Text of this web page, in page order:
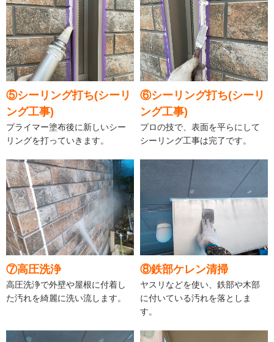
⑤シーリング打ち(シーリ
ング工事)
プライマー塗布後に新しいシー
リングを打っていきます。
⑥シーリング打ち(シーリ
ング工事)
プロの技で、表面を平らにして
シーリング工事は完了です。
⑦高圧洗浄
高圧洗浄で外壁や屋根に付着し
た汚れを綺麗に洗い流します。
⑧鉄部ケレン清掃
ヤスリなどを使い、鉄部や木部
に付いている汚れを落としま
す。